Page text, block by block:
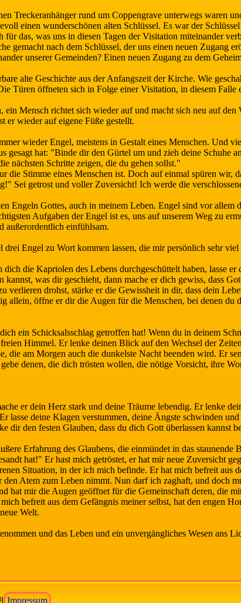
Treckeranhänger rund um Coppengrave unterwegs waren
einen wunderschönen alten Schlüssel. Es war der
das, was uns in diesen Tagen der Visitation miteinander
gemacht nach dem Schlüssel, der uns einen neuen Zugang
unserer Gemeinden? Einen neuen Zugang zu dem
alte Geschichte aus der Anfangszeit der Kirche. Wie
Türen öffneten sich in Folge einer Visitation, in diesem Falle
Mensch richtet sich wieder auf und macht sich neu auf
er wieder auf eigene Füße gestellt.
wieder Engel, meistens in Gestalt eines Menschen. Und
gesagt hat: "Binde dir den Gürtel um und zieh deine
nächsten Schritte zeigen, die du gehen sollst."
die Stimme eines Menschen ist. Doch auf einmal spüren wir,
Sei getrost und voller Zuversicht! Ich werde die
Engeln Gottes, auch in meinem Leben. Engel sind vor allem
Aufgaben der Engel ist es, uns auf unserem Weg zu
außerordentlich einfühlsam.
Engel zu Wort kommen lassen, die mir persönlich sehr viel
die Kapriolen des Lebens durchgeschüttelt haben, lasse
was dir geschieht, dann mache er dich gewiss, dass
verlieren drohst, stärke er die Gewissheit in dir, dass dein
allein, öffne er dir die Augen für die Menschen, bei denen du
ein Schicksalsschlag getroffen hat! Wenn du in deinem
Himmel. Er lenke deinen Blick auf den Wechsel der
die am Morgen auch die dunkelste Nacht beenden wird. Er
denen, die dich trösten wollen, die nötige Vorsicht, ihre
er dein Herz stark und deine Träume lebendig. Er lenke
lasse deine Klagen verstummen, deine Ängste schwinden
dir den festen Glauben, dass du dich Gott überlassen kannst
Erfahrung des Glaubens, die einmündet in das
hat!" Er hast mich getröstet, er hat mir neue Zuversicht
Situation, in der ich mich befinde. Er hat mich befreit aus
Atem zum Leben nimmt. Nun darf ich zaghaft, und doch
hat mir die Augen geöffnet für die Gemeinschaft deren, die
befreit aus dem Gefängnis meiner selbst, hat den engen
Welt.
und das Leben und ein unvergängliches Wesen ans
Impressum